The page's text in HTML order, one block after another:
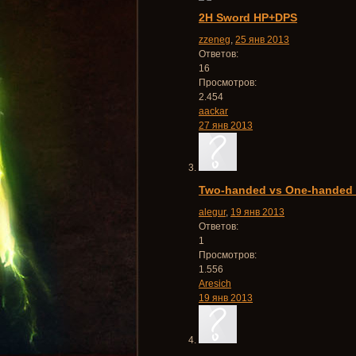
2H Sword HP+DPS
zzeneg, 25 янв 2013
Ответов:
16
Просмотров:
2.454
aackar
27 янв 2013
Two-handed vs One-handed
alegur, 19 янв 2013
Ответов:
1
Просмотров:
1.556
Aresich
19 янв 2013